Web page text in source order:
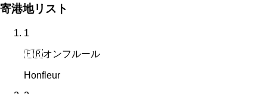
寄港地リスト
1
🇫🇷オンフルール
Honfleur